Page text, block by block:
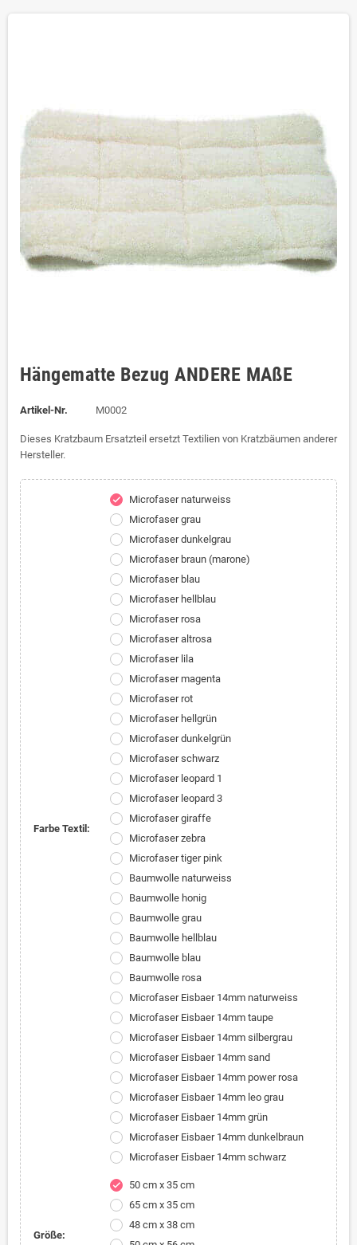
Hängematte Bezug ANDERE MAßE
Artikel-Nr. M0002
Dieses Kratzbaum Ersatzteil ersetzt Textilien von Kratzbäumen anderer
Hersteller.
Farbe Textil:
check
Microfaser naturweiss
Microfaser grau
Microfaser dunkelgrau
Microfaser braun (marone)
Microfaser blau
Microfaser hellblau
Microfaser rosa
Microfaser altrosa
Microfaser lila
Microfaser magenta
Microfaser rot
Microfaser hellgrün
Microfaser dunkelgrün
Microfaser schwarz
Microfaser leopard 1
Microfaser leopard 3
Microfaser giraffe
Microfaser zebra
Microfaser tiger pink
Baumwolle naturweiss
Baumwolle honig
Baumwolle grau
Baumwolle hellblau
Baumwolle blau
Baumwolle rosa
Microfaser Eisbaer 14mm naturweiss
Microfaser Eisbaer 14mm taupe
Microfaser Eisbaer 14mm silbergrau
Microfaser Eisbaer 14mm sand
Microfaser Eisbaer 14mm power rosa
Microfaser Eisbaer 14mm leo grau
Microfaser Eisbaer 14mm grün
Microfaser Eisbaer 14mm dunkelbraun
Microfaser Eisbaer 14mm schwarz
Größe:
check
50 cm x 35 cm
65 cm x 35 cm
48 cm x 38 cm